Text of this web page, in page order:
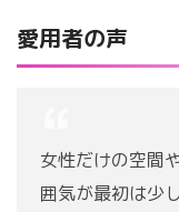
愛用者の声
女性だけの空間
囲気が最初は少